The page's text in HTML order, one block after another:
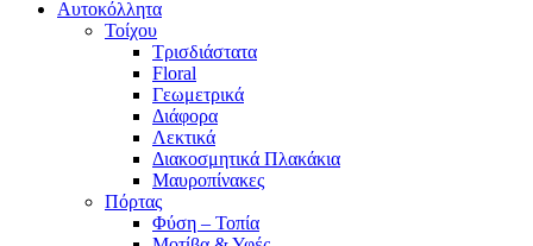
Αυτοκόλλητα
Τοίχου
Τρισδιάστατα
Floral
Γεωμετρικά
Διάφορα
Λεκτικά
Διακοσμητικά Πλακάκια
Μαυροπίνακες
Πόρτας
Φύση – Τοπία